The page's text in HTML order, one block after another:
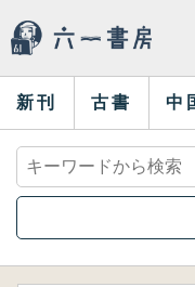
新刊 古書 中